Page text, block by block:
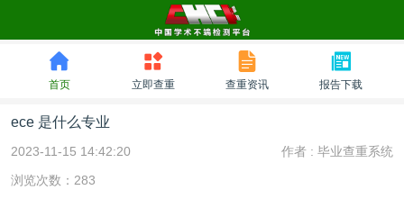
首页 立即查重 查重资讯 报告下载
ece 是什么专业
2023-11-15 14:42:20 作者 : 毕业查重系统
浏览次数：283